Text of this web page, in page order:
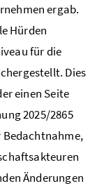
ergab.
Hürden
für die
Dies
einen Seite
2025/2865
Bedachtnahme,
Änderungen